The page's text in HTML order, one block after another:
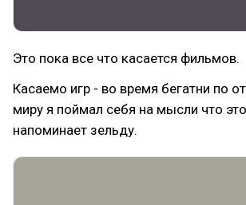
Это пока все что касается фильмов.
Касаемо игр - во время бегатни по
миру я поймал себя на мысли что
напоминает зельду.